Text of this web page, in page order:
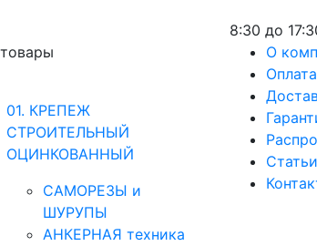
8:30 до
01. КРЕПЕЖ
СТРОИТЕЛЬНЫЙ
ОЦИНКОВАННЫЙ
САМОРЕЗЫ и
ШУРУПЫ
АНКЕРНАЯ техника
О
Оплата
Статьи